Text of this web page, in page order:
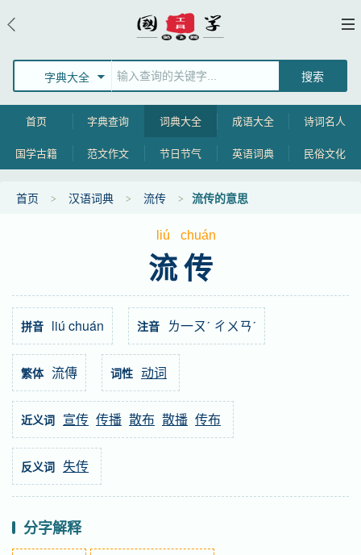
字典大全
首页 字典查询 词典大全 成语大全 诗词名人
国学古籍 范文作文 节日节气 英语词典 民俗文化
首页 汉语词典 流传 流传的意思
liú chuán
流传
拼音 liú chuán 注音 ㄌ一ㄡˊ ㄔㄨㄢˊ
繁体 流傳 词性 动词
近义词 宣传 传播 散布 散播 传布
反义词 失传
分字解释